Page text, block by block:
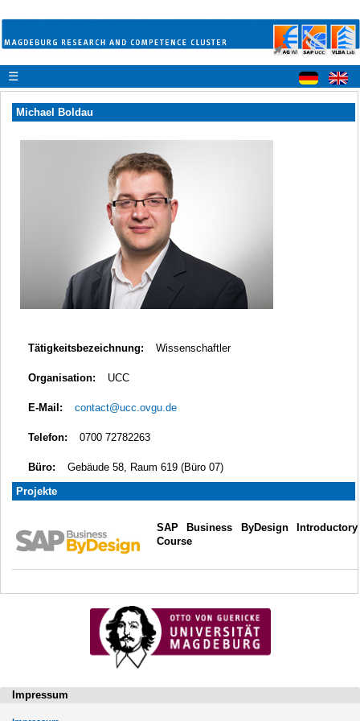
☰
Michael Boldau
Tätigkeitsbezeichnung: Wissenschaftler
Organisation: UCC
E-Mail: contact@ucc.ovgu.de
Telefon: 0700 72782263
Büro:
Gebäude 58, Raum 619 (Büro 07)
Projekte
SAP Business ByDesign Introductory
Course
Impressum